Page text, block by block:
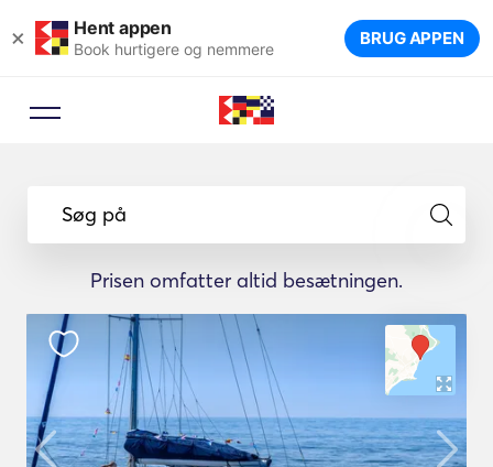
× Hent appen
Book hurtigere og nemmere BRUG APPEN
Søg på
Prisen omfatter altid besætningen.